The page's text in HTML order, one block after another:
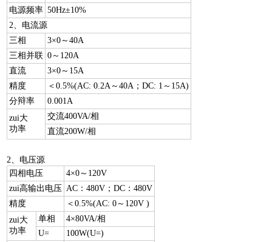
电源频率 50Hz±10%
2、电流源
三相
3×0～40A
三相并联 0～120A
直流
3×0～15A
精度
＜0.5%(AC: 0.2A～40A；DC: 1～15A)
分辩率
0.001A
zui大
功率
交流400VA/相
直流200W/相
2、电压源
四相电压
4×0～120V
zui高输出电压 AC：480V；DC：480V
精度
＜0.5%(AC: 0～120V )
zui大
功率
单相
4×80VA/相
U=
100W(U=)